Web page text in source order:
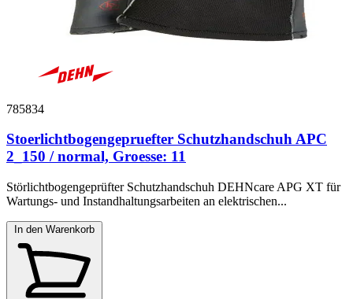
785834
Stoerlichtbogengepruefter Schutzhandschuh APC
2_150 / normal, Groesse: 11
Störlichtbogengeprüfter Schutzhandschuh DEHNcare APG XT für
Wartungs- und Instandhaltungsarbeiten an elektrischen...
In den Warenkorb